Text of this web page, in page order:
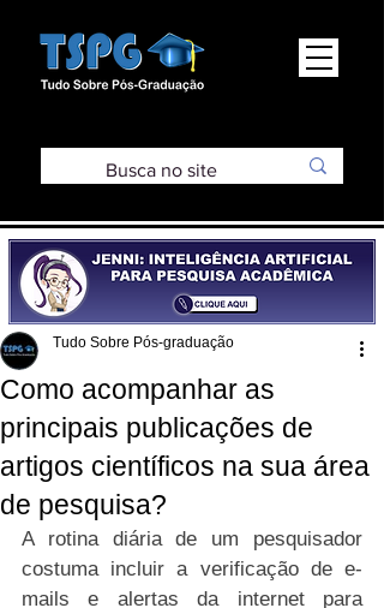
Como acompanhar as
principais publicações de
artigos científicos na sua área
de pesquisa?
Tudo Sobre Pós-graduação
A rotina diária de um pesquisador
costuma incluir a verificação de e-
mails e alertas da internet para